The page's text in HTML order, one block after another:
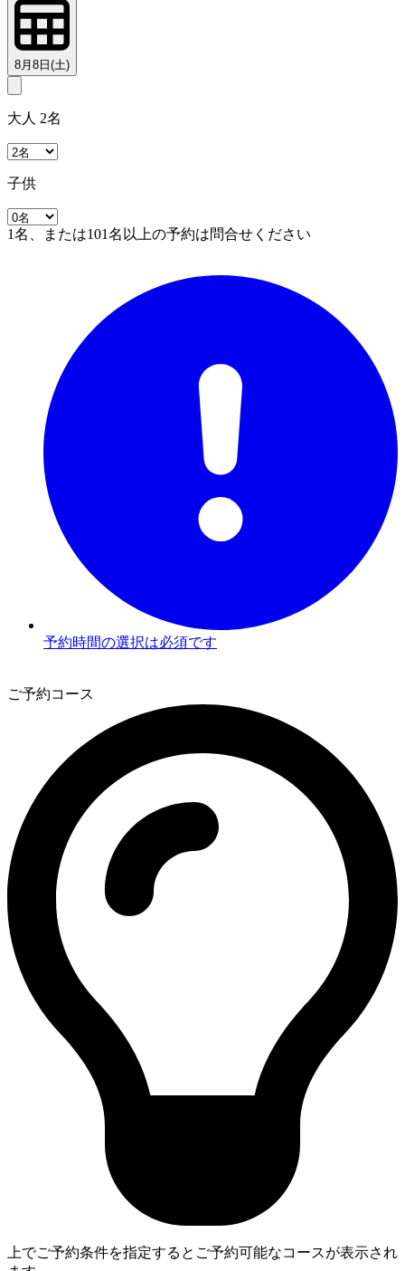
8月8日(土)
大人 2名
子供
1名、または101名以上の予約は問合せください
予約時間の選択は必須です
ご予約コース
上でご予約条件を指定するとご予約可能なコースが表示され